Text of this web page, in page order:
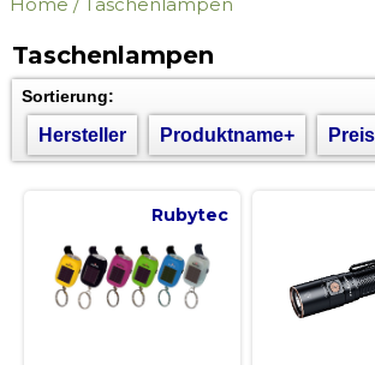
Taschenlampen
Sortierung:
Hersteller Produktname+ Preis
Rubytec